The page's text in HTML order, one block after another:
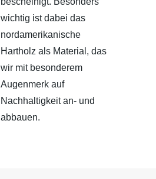
wichtig ist dabei das
nordamerikanische
Hartholz als Material, das
wir mit besonderem
Augenmerk auf
Nachhaltigkeit an- und
abbauen.